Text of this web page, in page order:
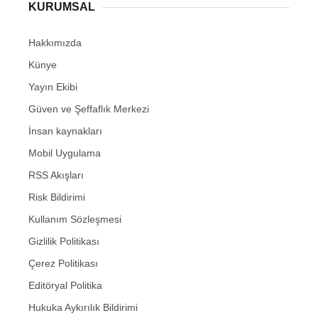
KURUMSAL
Hakkımızda
Künye
Yayın Ekibi
Güven ve Şeffaflık Merkezi
İnsan kaynakları
Mobil Uygulama
RSS Akışları
Risk Bildirimi
Kullanım Sözleşmesi
Gizlilik Politikası
Çerez Politikası
Editöryal Politika
Hukuka Aykırılık Bildirimi